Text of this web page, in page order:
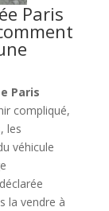
Paris
Paris
compliqué,
les
véhicule
la vendre à